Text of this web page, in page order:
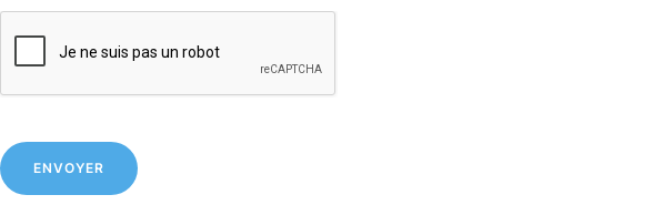
ENVOYER